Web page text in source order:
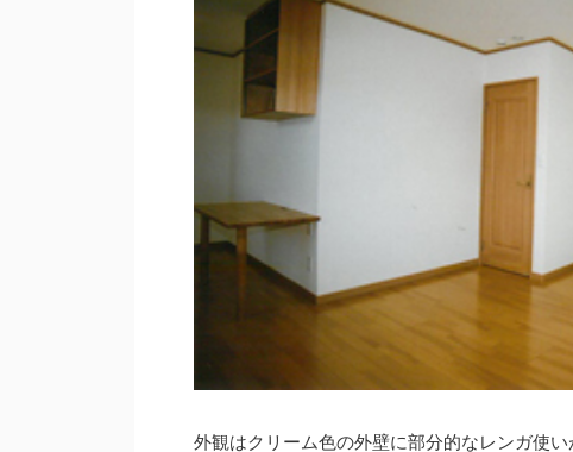
外観はクリーム色の外壁に部分的なレンガ使い